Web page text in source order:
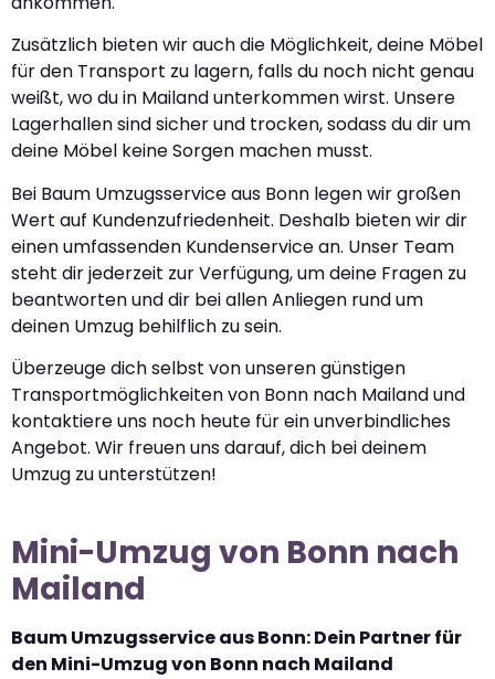
Zusätzlich bieten wir auch die Möglichkeit, deine Möbel
für den Transport zu lagern, falls du noch nicht genau
weißt, wo du in Mailand unterkommen wirst. Unsere
Lagerhallen sind sicher und trocken, sodass du dir um
deine Möbel keine Sorgen machen musst.
Bei Baum Umzugsservice aus Bonn legen wir großen
Wert auf Kundenzufriedenheit. Deshalb bieten wir dir
einen umfassenden Kundenservice an. Unser Team
steht dir jederzeit zur Verfügung, um deine Fragen zu
beantworten und dir bei allen Anliegen rund um
deinen Umzug behilflich zu sein.
Überzeuge dich selbst von unseren günstigen
Transportmöglichkeiten von Bonn nach Mailand und
kontaktiere uns noch heute für ein unverbindliches
Angebot. Wir freuen uns darauf, dich bei deinem
Umzug zu unterstützen!
Mini-Umzug von Bonn nach
Mailand
Baum Umzugsservice aus Bonn: Dein Partner für
den Mini-Umzug von Bonn nach Mailand